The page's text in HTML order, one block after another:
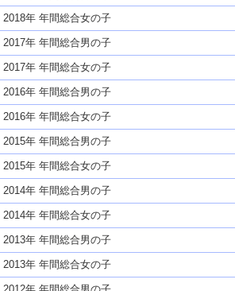
2018年 年間総合女の子
2017年 年間総合男の子
2017年 年間総合女の子
2016年 年間総合男の子
2016年 年間総合女の子
2015年 年間総合男の子
2015年 年間総合女の子
2014年 年間総合男の子
2014年 年間総合女の子
2013年 年間総合男の子
2013年 年間総合女の子